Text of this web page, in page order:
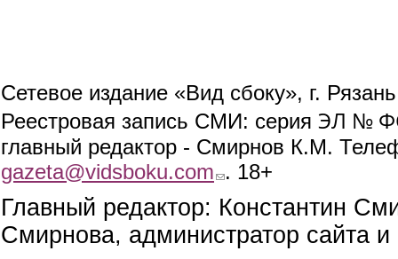
Сетевое издание «Вид сбоку», г.
Реестровая запись СМИ: серия ЭЛ №
главный редактор - Смирнов К.М.
gazeta@vidsboku.com (link sends e-mail)
. 18+
Главный редактор: Константин
Смирнова, администратор сайта